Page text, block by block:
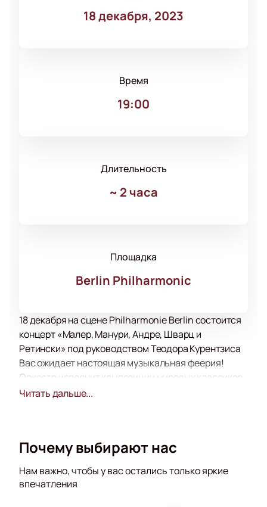
18 декабря, 2023
Время
19:00
Длительность
~ 2 часа
Площадка
Berlin Philharmonic
18 декабря на сцене Philharmonie Berlin состоится
концерт «Малер, Манури, Андре, Шварц и
Ретински» под руководством Теодора Курентзиса
Вас ожидает настоящая музыкальная феерия!
Оркестр исполнит композиции мировых классиков.
Музыканты оркестра принимают активное участие
принимали участие в фестивалях и конкурсах
удовольствия от прослушивания прекрасной
музыки, которая затрагивает самые сокровенные
Читать дальше...
Почему выбирают нас
Нам важно, чтобы у вас остались только яркие
впечатления